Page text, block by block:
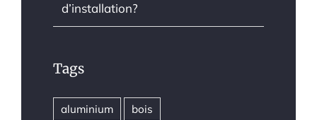
d’installation?
Tags
aluminium
bois